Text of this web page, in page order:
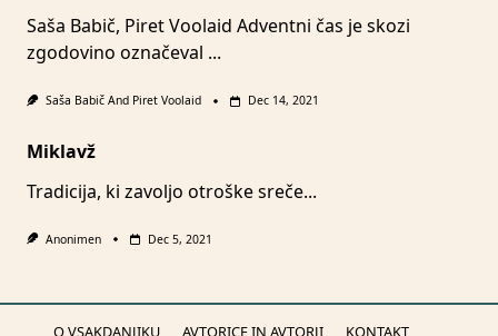
Saša Babič, Piret Voolaid Adventni čas je skozi
zgodovino označeval ...
Saša BabičAnd Piret Voolaid Dec 14, 2021
Miklavž
Tradicija, ki zavoljo otroške sreče...
Anonimen Dec 5, 2021
O VSAKDANJIKU AVTORICE IN AVTORJI
KONTAKT